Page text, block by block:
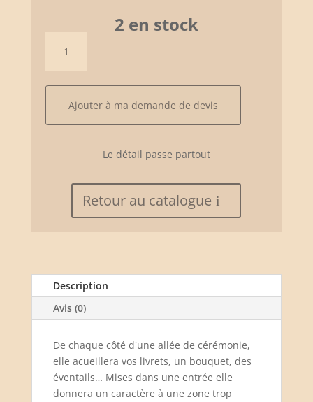
2 en stock
pliable
Ajouter à ma demande de devis
Le détail passe partout
Retour au catalogue
Description
Avis (0)
De chaque côté d'une allée de cérémonie,
elle acueillera vos livrets, un bouquet, des
éventails… Mises dans une entrée elle
donnera un caractère à une zone trop